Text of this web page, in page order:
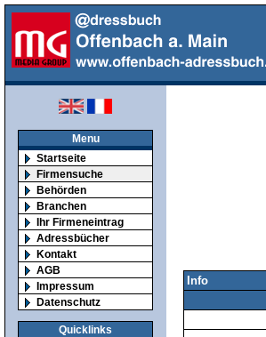
Menu
Startseite
Firmensuche
Behörden
Branchen
Ihr Firmeneintrag
Adressbücher
Kontakt
AGB
Impressum
Datenschutz
Quicklinks
Info